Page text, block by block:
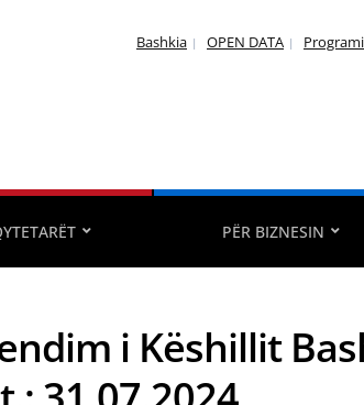
Bashkia OPEN DATA
PËR BIZNESIN
i Këshillit